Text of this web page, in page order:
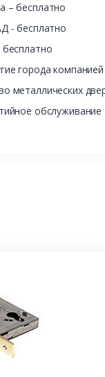
– бесплатно
- бесплатно
города
металлических
обслуживание